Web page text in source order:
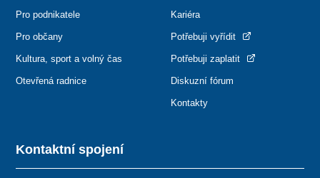
Kontaktní spojení
Pro podnikatele
Pro občany
Kultura, sport a volný čas
Otevřená radnice
Kariéra
Potřebuji vyřídit
Potřebuji zaplatit
Diskuzní fórum
Kontakty